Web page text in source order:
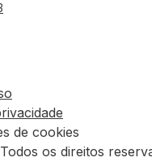
de cookies
os direitos